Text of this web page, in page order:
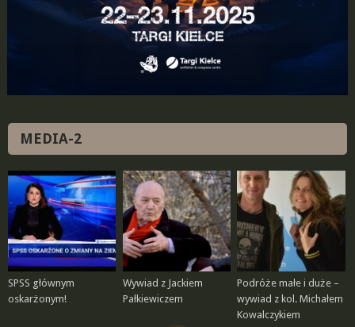
MEDIA-2
SPSS głównym
oskarżonym!
Wywiad z Jackiem
Pałkiewiczem
Podróże małe i duże –
wywiad z kol. Michałem
Kowalczykiem